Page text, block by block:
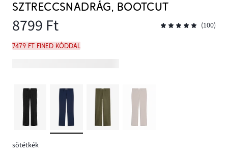
SZTRECCSNADRÁG, BOOTCUT
8799 Ft (100)
7479 Ft FINED kóddal
sötétkék